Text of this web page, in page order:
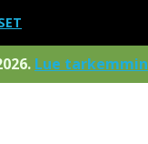
Lue tarkemmin